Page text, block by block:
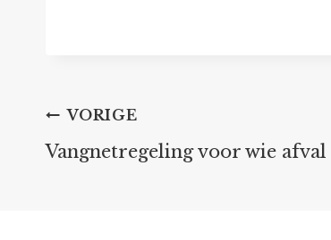
Bericht
VORIGE
Vangnetregeling voor wie